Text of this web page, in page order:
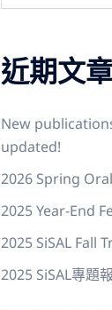
近期文
New
updated!
2026 Spring
2025 Year-End
2025 SiSAL Fall
2025 SiSAL專題